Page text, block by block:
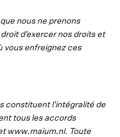
nous ne prenons
d'exercer nos droits et
vous enfreignez ces
constituent l'intégralité de
tous les accords
www.maium.nl. Toute